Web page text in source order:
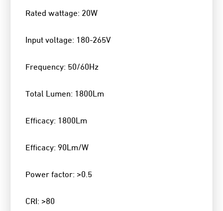
Rated wattage: 20W
Input voltage: 180-265V
Frequency: 50/60Hz
Total Lumen: 1800Lm
Efficacy: 1800Lm
Efficacy: 90Lm/W
Power factor: >0.5
CRI: >80